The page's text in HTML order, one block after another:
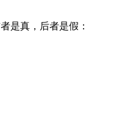
真，后者是假：